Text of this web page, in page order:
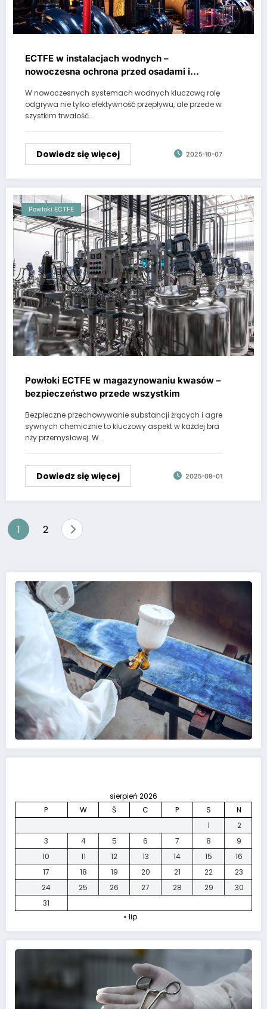
ECTFE w instalacjach wodnych –
nowoczesna ochrona przed osadami i
W nowoczesnych systemach wodnych kluczową rolę
odgrywa nie tylko efektywność przepływu, ale przede w
szystkim trwałość…
Dowiedz się więcej 2025-10-07
Powłoki ECTFE
Powłoki ECTFE w magazynowaniu kwasów –
bezpieczeństwo przede wszystkim
Bezpieczne przechowywanie substancji żrących i agre
sywnych chemicznie to kluczowy aspekt w każdej bra
nży przemysłowej. W…
Dowiedz się więcej 2025-09-01
Stronicowanie
1 2
sierpień 2026
P
W Ś C P S
N
1
2
3
4 5 6 7 8
9
10
11 12 13 14 15
16
17
18 19 20 21 22
23
24
25 26 27 28 29
30
31
« lip